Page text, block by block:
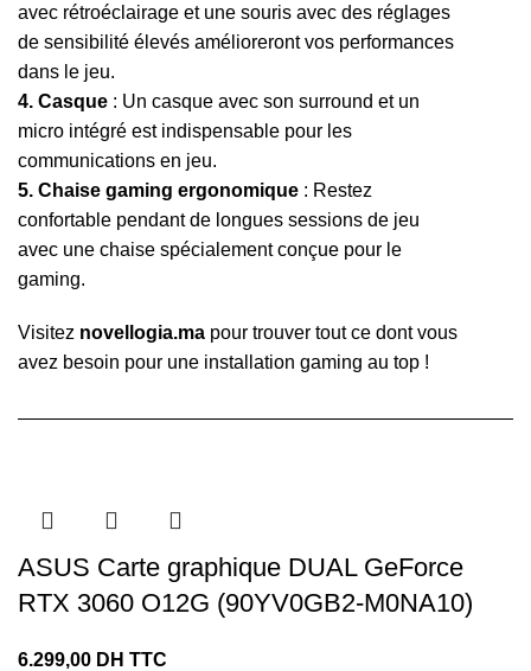
avec rétroéclairage et une souris avec des réglages
de sensibilité élevés amélioreront vos performances
dans le jeu.
4. Casque : Un casque avec son surround et un
micro intégré est indispensable pour les
communications en jeu.
5. Chaise gaming ergonomique : Restez
confortable pendant de longues sessions de jeu
avec une chaise spécialement conçue pour le
gaming.
Visitez novellogia.ma pour trouver tout ce dont vous
avez besoin pour une installation gaming au top !
ASUS Carte graphique DUAL GeForce
RTX 3060 O12G (90YV0GB2-M0NA10)
6.299,00 DH TTC